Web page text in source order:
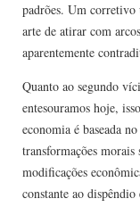
padrões. Um corretivo
arte de atirar com
aparentemente
Quanto ao segundo
entesouramos hoje,
economia é baseada
transformações morais
modificações
constante ao